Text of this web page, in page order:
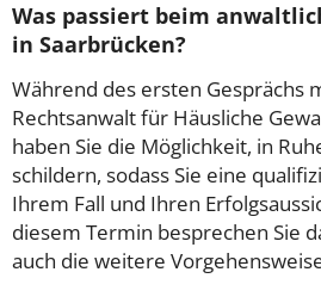
Was passiert beim
in Saarbrücken?
Während des ersten Gesprächs
Rechtsanwalt für Häusliche
haben Sie die Möglichkeit, in
schildern, sodass Sie eine
Ihrem Fall und Ihren
diesem Termin besprechen Sie
auch die weitere